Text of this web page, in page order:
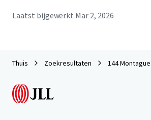
Laatst bijgewerkt Mar 2, 2026
Thuis Zoekresultaten 144